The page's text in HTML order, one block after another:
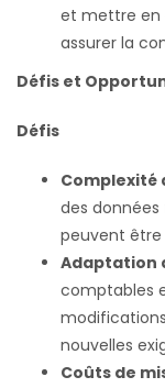
et mettre en
assurer la
Défis et
Défis
Complexité
des
peuvent être
Adaptation
comptables
nouvelles
Coûts de